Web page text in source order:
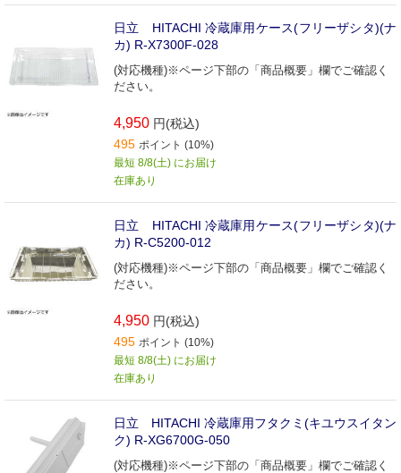
日立 HITACHI 冷蔵庫用ケース(フリーザシタ)(ナ
カ) R-X7300F-028
(対応機種)※ページ下部の「商品概要」欄でご確認く
ださい。
4,950 円(税込)
495 ポイント (10%)
最短 8/8(土) にお届け
在庫あり
日立 HITACHI 冷蔵庫用ケース(フリーザシタ)(ナ
カ) R-C5200-012
(対応機種)※ページ下部の「商品概要」欄でご確認く
ださい。
4,950 円(税込)
495 ポイント (10%)
最短 8/8(土) にお届け
在庫あり
日立 HITACHI 冷蔵庫用フタクミ(キユウスイタン
ク) R-XG6700G-050
(対応機種)※ページ下部の「商品概要」欄でご確認く